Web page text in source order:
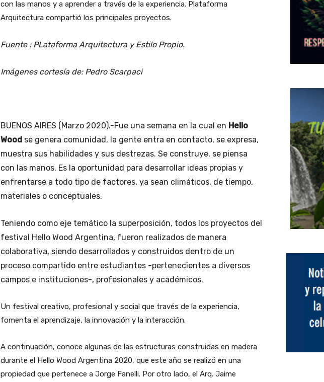
con las manos y a aprender a través de la experiencia. Plataforma
Arquitectura compartió los principales proyectos.
Fuente : PLataforma Arquitectura y Estilo Propio.
Imágenes cortesía de: Pedro Scarpaci
BUENOS AIRES (Marzo 2020).-Fue una semana en la cual en Hello
Wood se genera comunidad, la gente entra en contacto, se expresa,
muestra sus habilidades y sus destrezas. Se construye, se piensa
con las manos. Es la oportunidad para desarrollar ideas propias y
enfrentarse a todo tipo de factores, ya sean climáticos, de tiempo,
materiales o conceptuales.
Teniendo como eje temático la superposición, todos los proyectos del
festival Hello Wood Argentina, fueron realizados de manera
colaborativa, siendo desarrollados y construidos dentro de un
proceso compartido entre estudiantes -pertenecientes a diversos
campos e instituciones-, profesionales y académicos.
Un festival creativo, profesional y social que través de la experiencia,
fomenta el aprendizaje, la innovación y la interacción.
A continuación, conoce algunas de las estructuras construidas en madera
durante el Hello Wood Argentina 2020, que este año se realizó en una
propiedad que pertenece a Jorge Fanelli. Por otro lado, el Arq. Jaime